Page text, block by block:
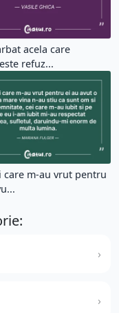
acela care
refuz...
care m-au vrut pentru